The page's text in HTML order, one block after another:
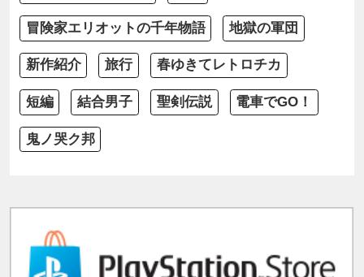
冒険家エリオットの千年物語 地獄の軍団
新作紹介 旅行 春ゆきてレトロチカ
短編 結合男子 聖剣伝説 電車でGO！
鬼ノ哭ク邦